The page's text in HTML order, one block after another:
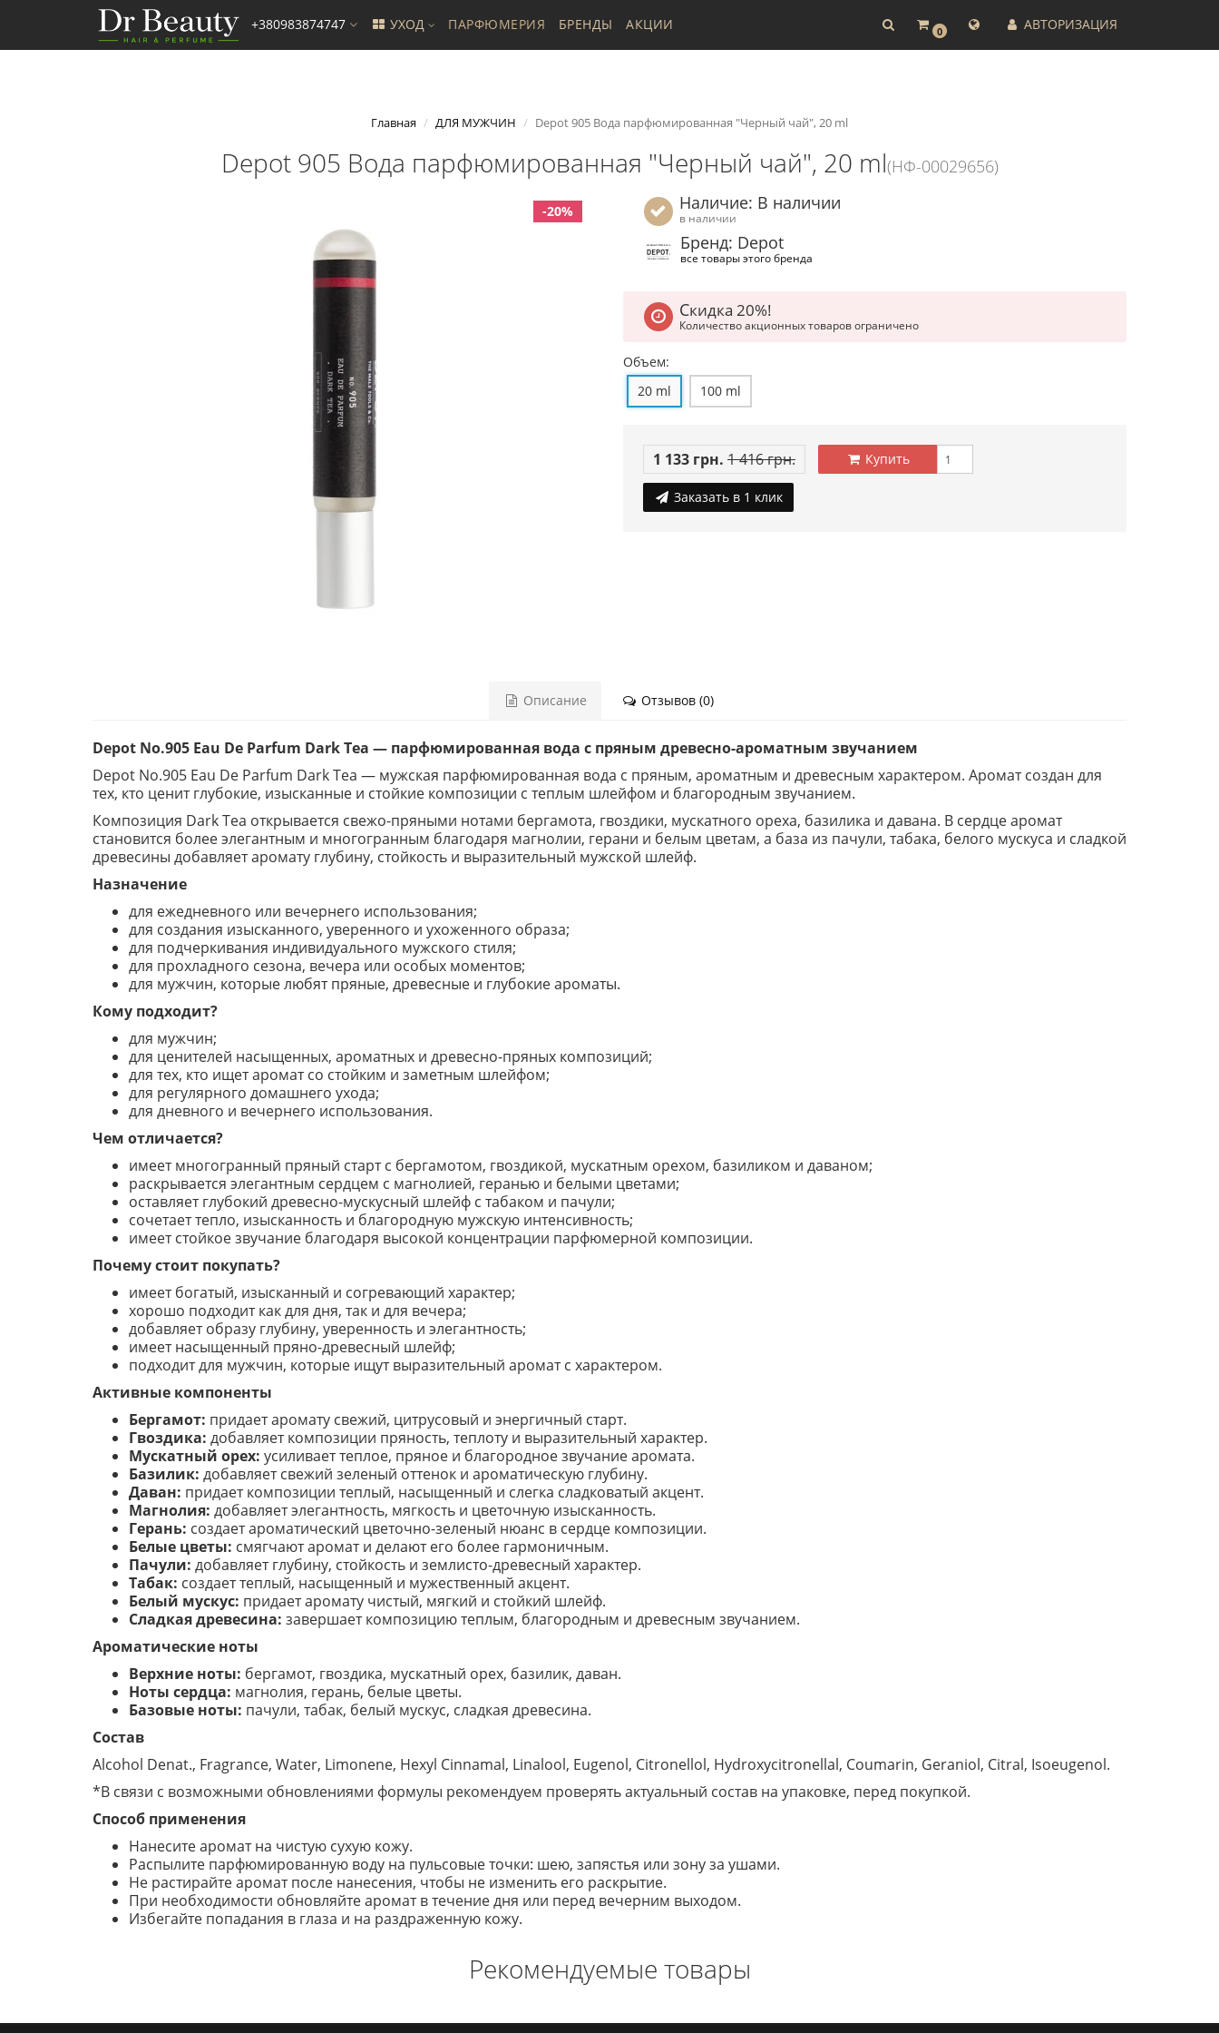
0 АВТОРИЗАЦИЯ
+380983874747 УХОД ПАРФЮМЕРИЯ БРЕНДЫ АКЦИИ
Главная ДЛЯ МУЖЧИН Depot 905 Вода парфюмированная "Черный чай", 20 ml
Depot 905 Вода парфюмированная "Черный чай", 20 ml(НФ-00029656)
-20% Наличие: В наличии
в наличии
Бренд: Depot
все товары этого бренда
Скидка 20%!
Количество акционных товаров ограничено
Объем:
20 ml
100 ml
1 133 грн. 1 416 грн. Купить
Заказать в 1 клик
Описание Отзывов (0)
Depot No.905 Eau De Parfum Dark Tea — парфюмированная вода с пряным древесно-ароматным звучанием
Depot No.905 Eau De Parfum Dark Tea — мужская парфюмированная вода с пряным, ароматным и древесным характером. Аромат создан для
тех, кто ценит глубокие, изысканные и стойкие композиции с теплым шлейфом и благородным звучанием.
Композиция Dark Tea открывается свежо-пряными нотами бергамота, гвоздики, мускатного ореха, базилика и давана. В сердце аромат
становится более элегантным и многогранным благодаря магнолии, герани и белым цветам, а база из пачули, табака, белого мускуса и сладкой
древесины добавляет аромату глубину, стойкость и выразительный мужской шлейф.
Назначение
для ежедневного или вечернего использования;
для создания изысканного, уверенного и ухоженного образа;
для подчеркивания индивидуального мужского стиля;
для прохладного сезона, вечера или особых моментов;
для мужчин, которые любят пряные, древесные и глубокие ароматы.
Кому подходит?
для мужчин;
для ценителей насыщенных, ароматных и древесно-пряных композиций;
для тех, кто ищет аромат со стойким и заметным шлейфом;
для регулярного домашнего ухода;
для дневного и вечернего использования.
Чем отличается?
имеет многогранный пряный старт с бергамотом, гвоздикой, мускатным орехом, базиликом и даваном;
раскрывается элегантным сердцем с магнолией, геранью и белыми цветами;
оставляет глубокий древесно-мускусный шлейф с табаком и пачули;
сочетает тепло, изысканность и благородную мужскую интенсивность;
имеет стойкое звучание благодаря высокой концентрации парфюмерной композиции.
Почему стоит покупать?
имеет богатый, изысканный и согревающий характер;
хорошо подходит как для дня, так и для вечера;
добавляет образу глубину, уверенность и элегантность;
имеет насыщенный пряно-древесный шлейф;
подходит для мужчин, которые ищут выразительный аромат с характером.
Активные компоненты
Бергамот: придает аромату свежий, цитрусовый и энергичный старт.
Гвоздика: добавляет композиции пряность, теплоту и выразительный характер.
Мускатный орех: усиливает теплое, пряное и благородное звучание аромата.
Базилик: добавляет свежий зеленый оттенок и ароматическую глубину.
Даван: придает композиции теплый, насыщенный и слегка сладковатый акцент.
Магнолия: добавляет элегантность, мягкость и цветочную изысканность.
Герань: создает ароматический цветочно-зеленый нюанс в сердце композиции.
Белые цветы: смягчают аромат и делают его более гармоничным.
Пачули: добавляет глубину, стойкость и землисто-древесный характер.
Табак: создает теплый, насыщенный и мужественный акцент.
Белый мускус: придает аромату чистый, мягкий и стойкий шлейф.
Сладкая древесина: завершает композицию теплым, благородным и древесным звучанием.
Ароматические ноты
Верхние ноты: бергамот, гвоздика, мускатный орех, базилик, даван.
Ноты сердца: магнолия, герань, белые цветы.
Базовые ноты: пачули, табак, белый мускус, сладкая древесина.
Состав
Alcohol Denat., Fragrance, Water, Limonene, Hexyl Cinnamal, Linalool, Eugenol, Citronellol, Hydroxycitronellal, Coumarin, Geraniol, Citral, Isoeugenol.
*В связи с возможными обновлениями формулы рекомендуем проверять актуальный состав на упаковке, перед покупкой.
Способ применения
Нанесите аромат на чистую сухую кожу.
Распылите парфюмированную воду на пульсовые точки: шею, запястья или зону за ушами.
Не растирайте аромат после нанесения, чтобы не изменить его раскрытие.
При необходимости обновляйте аромат в течение дня или перед вечерним выходом.
Избегайте попадания в глаза и на раздраженную кожу.
Рекомендуемые товары